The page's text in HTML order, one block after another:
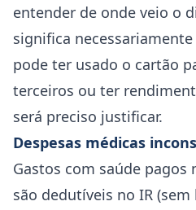
entender de onde veio o
significa
pode ter usado o cartão
terceiros ou ter
será preciso justificar.
Despesas médicas
Gastos com saúde pagos
são dedutíveis no IR